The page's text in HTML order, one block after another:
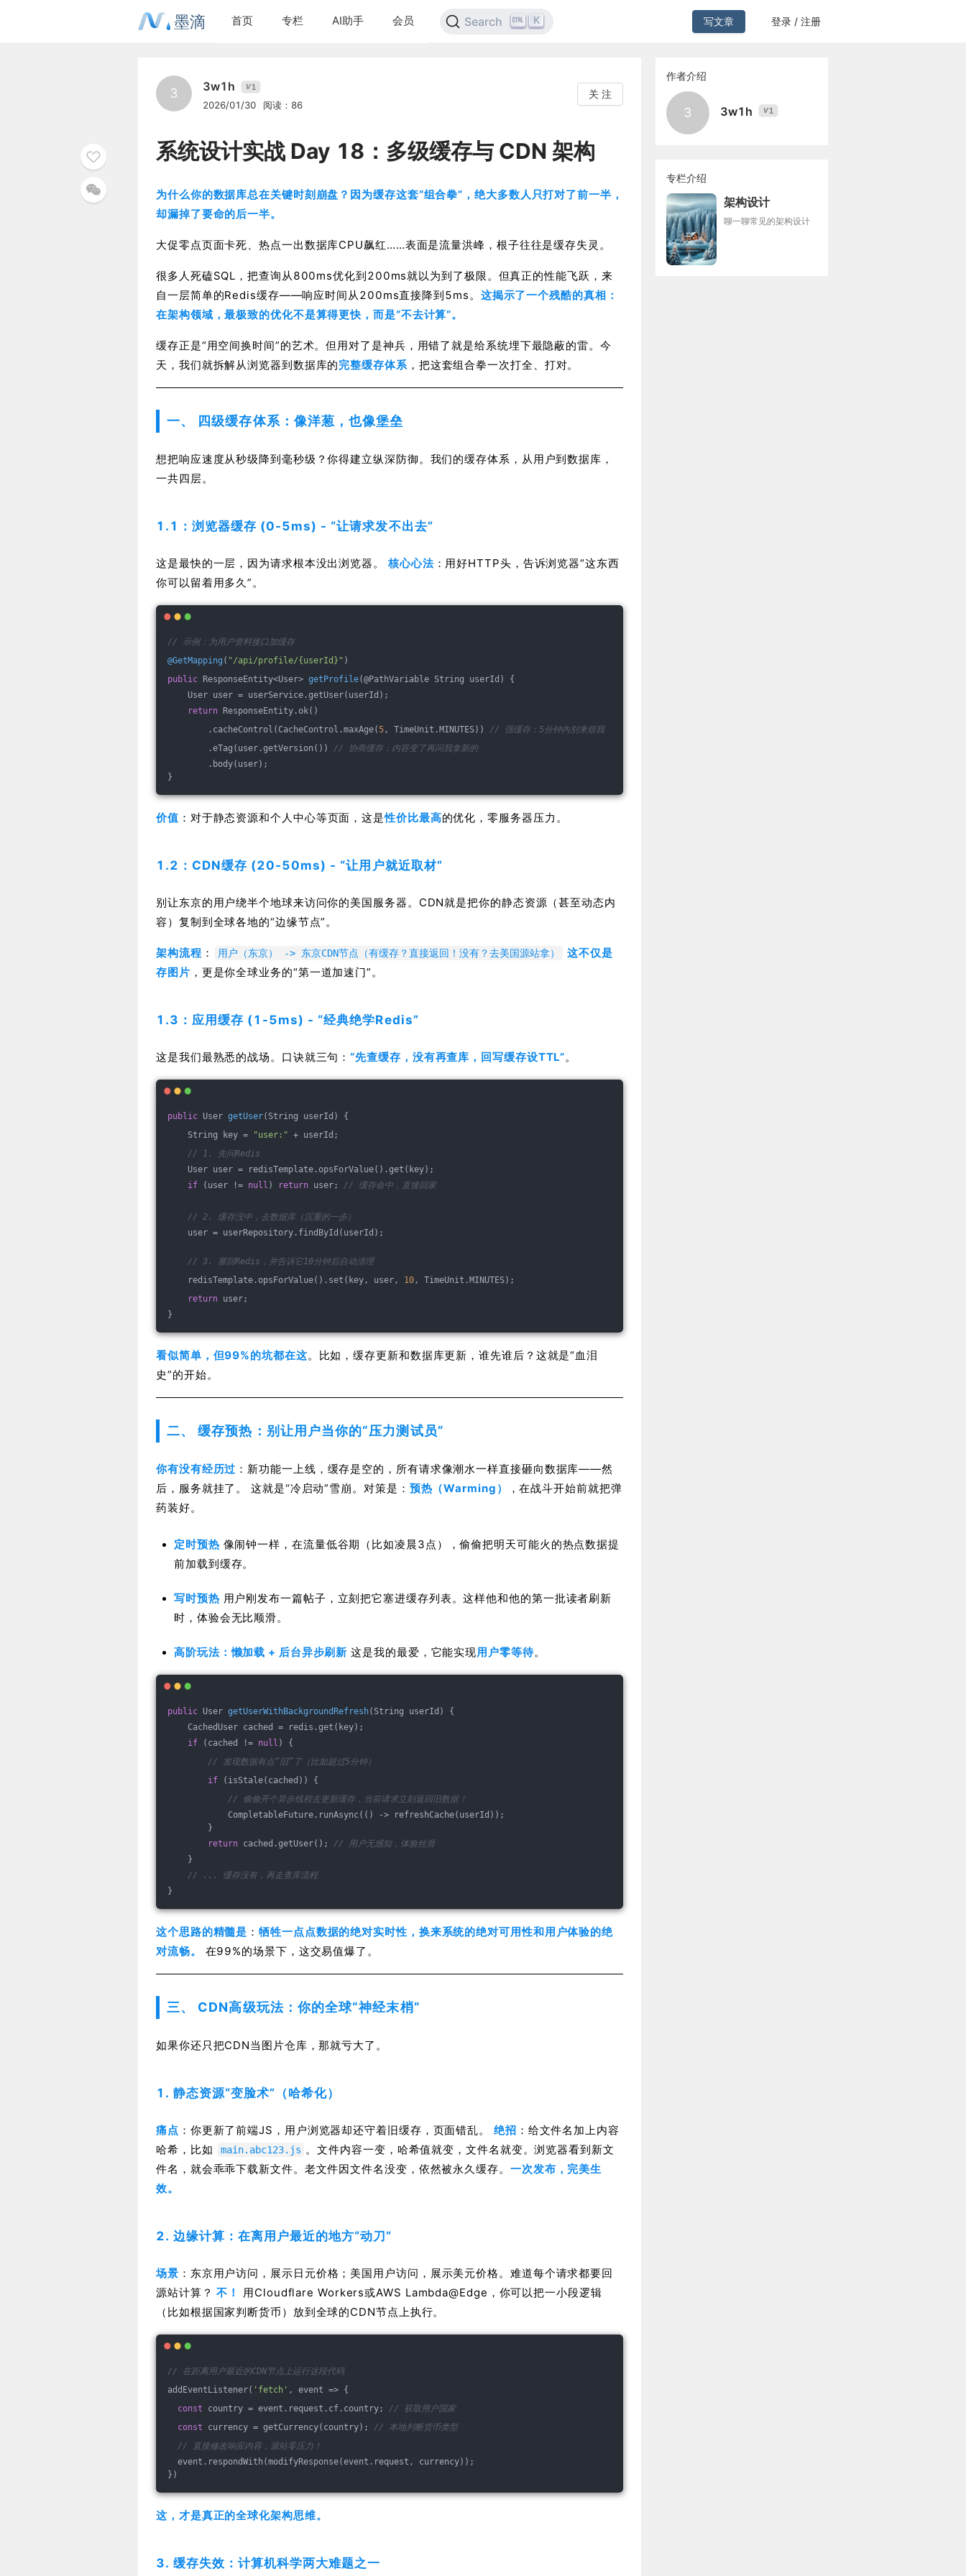
墨滴 首页 专栏 AI助手 会员 Search K 写文章 登录 / 注册
3 3w1h V1
2026/01/30 阅读：86
关 注
系统设计实战 Day 18：多级缓存与 CDN 架构
为什么你的数据库总在关键时刻崩盘？因为缓存这套“组合拳”，绝大多数人只打对了前一半，
却漏掉了要命的后一半。
大促零点页面卡死、热点一出数据库CPU飙红……表面是流量洪峰，根子往往是缓存失灵。
很多人死磕SQL，把查询从800ms优化到200ms就以为到了极限。但真正的性能飞跃，来
自一层简单的Redis缓存——响应时间从200ms直接降到5ms。 这揭示了一个残酷的真相：
在架构领域，最极致的优化不是算得更快，而是“不去计算”。
缓存正是“用空间换时间”的艺术。但用对了是神兵，用错了就是给系统埋下最隐蔽的雷。今
天，我们就拆解从浏览器到数据库的完整缓存体系，把这套组合拳一次打全、打对。
一、 四级缓存体系：像洋葱，也像堡垒
想把响应速度从秒级降到毫秒级？你得建立纵深防御。我们的缓存体系，从用户到数据库，
一共四层。
1.1：浏览器缓存 (0-5ms) - “让请求发不出去”
这是最快的一层，因为请求根本没出浏览器。 核心心法：用好HTTP头，告诉浏览器“这东西
你可以留着用多久”。
// 示例：为用户资料接口加缓存
@GetMapping ( "/api/profile/{userId}" )
public ResponseEntity<User> getProfile(@PathVariable String userId)
{
User user = userService.getUser(userId);
return ResponseEntity.ok()
.cacheControl(CacheControl.maxAge(5, TimeUnit.MINUTES)) // 强缓存：5分钟内别来烦我
.eTag(user.getVersion()) // 协商缓存：内容变了再问我拿新的
.body(user);
}
价值 ：对于静态资源和个人中心等页面，这是性价比最高的优化，零服务器压力。
1.2：CDN缓存 (20-50ms) - “让用户就近取材”
别让东京的用户绕半个地球来访问你的美国服务器。CDN就是把你的静态资源（甚至动态内
容）复制到全球各地的“边缘节点”。
架构流程 ： 用户（东京） -> 东京CDN节点（有缓存？直接返回！没有？去美国源站拿）
这不仅是
存图片 ，更是你全球业务的“第一道加速门”。
1.3：应用缓存 (1-5ms) - “经典绝学Redis”
这是我们最熟悉的战场。口诀就三句：“先查缓存，没有再查库，回写缓存设TTL”。
public User getUser(String userId)
{
String key =
"user:" + userId;
// 1. 先问Redis
User user = redisTemplate.opsForValue().get(key);
if (user != null ) return user; // 缓存命中，直接回家
// 2. 缓存没中，去数据库（沉重的一步）
user = userRepository.findById(userId);
// 3. 塞回Redis，并告诉它10分钟后自动清理
redisTemplate.opsForValue().set(key, user, 10, TimeUnit.MINUTES);
return user;
}
看似简单，但99%的坑都在这。比如，缓存更新和数据库更新，谁先谁后？这就是“血泪
史”的开始。
二、 缓存预热：别让用户当你的“压力测试员”
你有没有经历过 ：新功能一上线，缓存是空的，所有请求像潮水一样直接砸向数据库——然
后，服务就挂了。 这就是“冷启动”雪崩。对策是： 预热（Warming）
，在战斗开始前就把弹
药装好。
定时预热 像闹钟一样，在流量低谷期（比如凌晨3点），偷偷把明天可能火的热点数据提
前加载到缓存。
写时预热 用户刚发布一篇帖子，立刻把它塞进缓存列表。这样他和他的第一批读者刷新
时，体验会无比顺滑。
高阶玩法：懒加载 + 后台异步刷新 这是我的最爱，它能实现用户零等待。
public User getUserWithBackgroundRefresh(String userId)
{
CachedUser cached = redis.get(key);
if (cached != null ) {
// 发现数据有点“旧”了（比如超过5分钟）
if (isStale(cached)) {
// 偷偷开个异步线程去更新缓存，当前请求立刻返回旧数据！
CompletableFuture.runAsync(() -> refreshCache(userId));
}
return cached.getUser(); // 用户无感知，体验丝滑
}
// ... 缓存没有，再走查库流程
}
这个思路的精髓是 ：牺牲一点点数据的绝对实时性，换来系统的绝对可用性和用户体验的绝
对流畅。
在99%的场景下，这交易值爆了。
三、 CDN高级玩法：你的全球“神经末梢”
如果你还只把CDN当图片仓库，那就亏大了。
1. 静态资源“变脸术”（哈希化）
痛点 ：你更新了前端JS，用户浏览器却还守着旧缓存，页面错乱。 绝招 ：给文件名加上内容
哈希，比如
main.abc123.js 。文件内容一变，哈希值就变，文件名就变。浏览器看到新文
件名，就会乖乖下载新文件。老文件因文件名没变，依然被永久缓存。 一次发布，完美生
效。
2. 边缘计算：在离用户最近的地方“动刀”
场景 ：东京用户访问，展示日元价格；美国用户访问，展示美元价格。难道每个请求都要回
源站计算？不！
用Cloudflare Workers或AWS Lambda@Edge，你可以把一小段逻辑
（比如根据国家判断货币）放到全球的CDN节点上执行。
// 在距离用户最近的CDN节点上运行这段代码
addEventListener( 'fetch' , event => {
const country = event.request.cf.country; // 获取用户国家
const currency = getCurrency(country); // 本地判断货币类型
// 直接修改响应内容，源站零压力！
event.respondWith(modifyResponse(event.request, currency));
})
这，才是真正的全球化架构思维。
3. 缓存失效：计算机科学两大难题之一
作者介绍
3 3w1h V1
专栏介绍
架构设计
聊一聊常见的架构设计